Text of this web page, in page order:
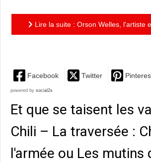
Lire la suite : Orson Welles, l'artiste
Facebook Twitter
powered by social2s
Et que se taisent les
Chili – La traversée :
l'armée ou Les mutins